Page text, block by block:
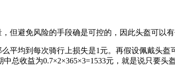
但避免风险的手段确是可控的，因此头盔可以有
均到每次骑行上损失是1元。再假设佩戴头盔
总收益为0.7×2×365×3=1533元，就是说只要头